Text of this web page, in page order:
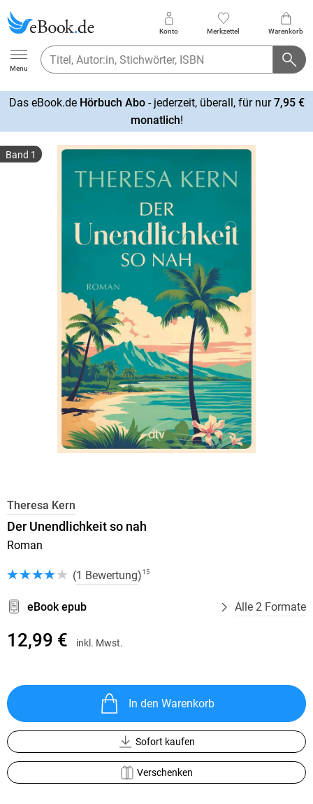
Ebook.de
Menu
Konto Merkzettel Warenkorb
Das eBook.de Hörbuch Abo- jederzeit, überall, für nur7,95 €
monatlich!
Band 1
Theresa Kern
Der Unendlichkeit so nah
Roman
(1 Bewertung) 15
eBook epub Alle 2 Formate
12,99 € inkl. Mwst.
In den Warenkorb
Sofort kaufen
Verschenken